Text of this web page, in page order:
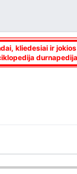
kliedesiai ir